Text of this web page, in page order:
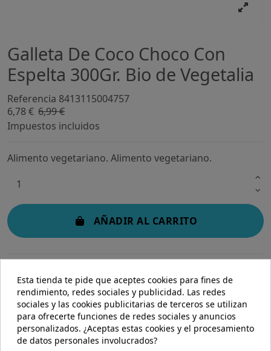
Galleta De Coco Choco Con
Espelta 300Gr. Bio de Vegetalia
Referencia 8413115004757
6,78 € 6,99 €
Impuestos incluidos
Alimento vegetariano. Alimento vegetariano.
AÑADIR AL CARRITO
Descripción
Esta tienda te pide que aceptes cookies para fines de
rendimiento, redes sociales y publicidad. Las redes
sociales y las cookies publicitarias de terceros se utilizan
para ofrecerte funciones de redes sociales y anuncios
personalizados. ¿Aceptas estas cookies y el procesamiento
de datos personales involucrados?